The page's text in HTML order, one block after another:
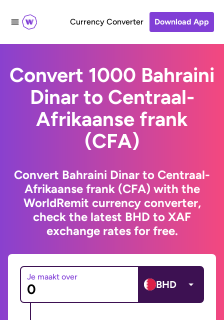
Currency Converter Download App
Convert 1000 Bahraini
Dinar to Centraal-
Afrikaanse frank
(CFA)
Convert Bahraini Dinar to Centraal-
Afrikaanse frank (CFA) with the
WorldRemit currency converter,
check the latest BHD to XAF
exchange rates for free.
Je maakt over
BHD